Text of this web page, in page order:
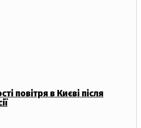
повітря в Києві після